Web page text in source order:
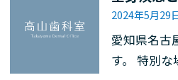
2024年5月29
愛知県名古
す。 特別